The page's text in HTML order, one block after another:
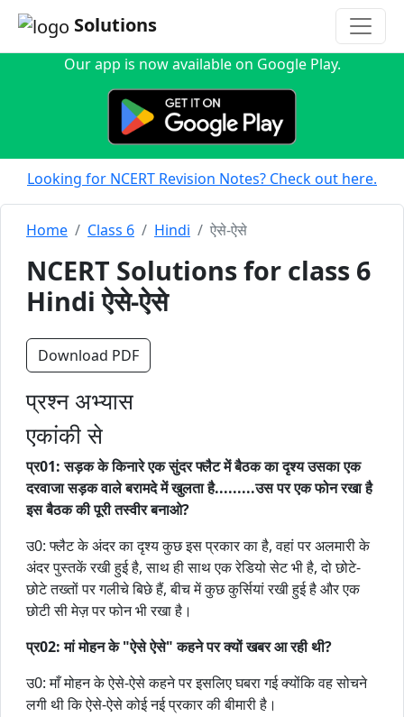
Solutions
Our app is now available on Google Play.
Looking for NCERT Revision Notes? Check out here.
Home Class 6 Hindi ऐसे-ऐसे
NCERT Solutions for class 6
Hindi ऐसे-ऐसे
Download PDF
प्रश्न अभ्यास
एकांकी से
प्र01:सड़क के किनारे एक सुंदर फ्लैट में बैठक का दृश्य उसका एक
दरवाजा सड़क वाले बरामदे में खुलता है.........उस पर एक फोन रखा है
इस बैठक की पूरी तस्वीर बनाओ?
उ0: फ्लैट के अंदर का दृश्य कुछ इस प्रकार का है, वहां पर अलमारी के
अंदर पुस्तकें रखी हुई है, साथ ही साथ एक रेडियो सेट भी है, दो छोटे-
छोटे तख्तों पर गलीचे बिछे हैं, बीच में कुछ कुर्सियां रखी हुई है और एक
छोटी सी मेज़ पर फोन भी रखा है।
प्र02:मांमोहनके"ऐसेऐसे"कहनेपरक्योंखबरआरहीथी?
उ0: माँ मोहन के ऐसे-ऐसे कहने पर इसलिए घबरा गई क्योंकि वह सोचने
लगी थी कि ऐसे-ऐसे कोई नई प्रकार की बीमारी है।